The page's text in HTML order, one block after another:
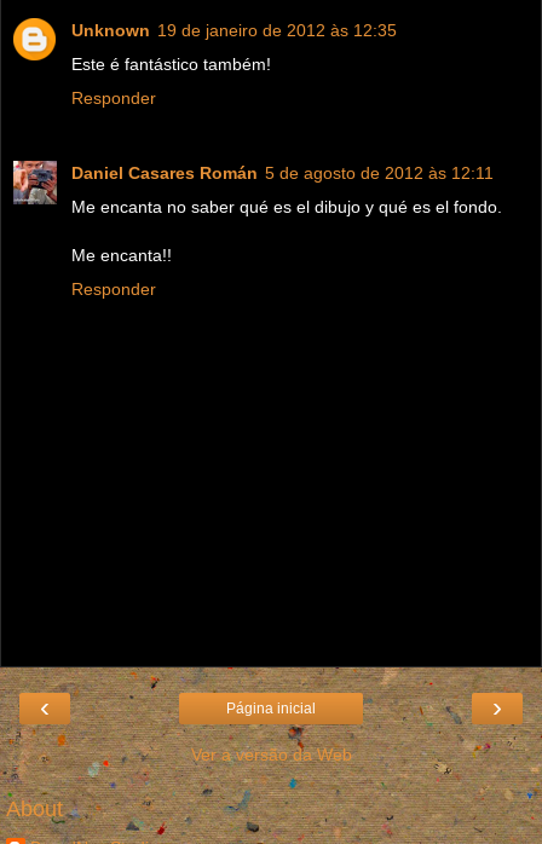
Unknown 19 de janeiro de 2012 às 12:35
Este é fantástico também!
Responder
Daniel Casares Román 5 de agosto de 2012 às 12:11
Me encanta no saber qué es el dibujo y qué es el fondo.
Me encanta!!
Responder
‹ ›
Página inicial
Ver a versão da Web
About